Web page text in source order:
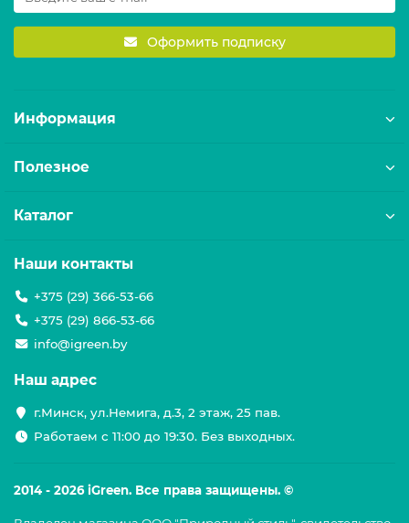
Оформить подписку
Информация
Полезное
Каталог
Наши контакты
+375 (29) 366-53-66
+375 (29) 866-53-66
info@igreen.by
Наш адрес
г.Минск, ул.Немига, д.3, 2 этаж, 25 пав.
Работаем с 11:00 до 19:30. Без выходных.
2014 - 2026 iGreen. Все права защищены. ©